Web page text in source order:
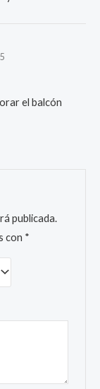
el balcón
publicada.
con *